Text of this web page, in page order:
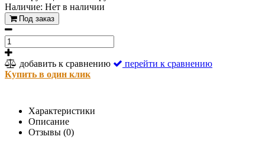
Наличие: Нет в наличии
Под заказ
добавить к сравнению
перейти к сравнению
Купить в один клик
Характеристики
Описание
Отзывы (0)